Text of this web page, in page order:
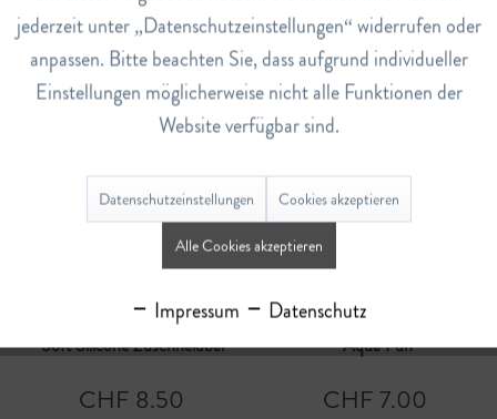
CHF 27.20 CHF 6.20
In den
Soft Silicone Zuschneidbar
CHF 8.50
Aqua Fun
CHF 7.00
jederzeit unter „Datenschutzeinstellungen“ widerrufen oder
anpassen. Bitte beachten Sie, dass aufgrund individueller
Einstellungen möglicherweise nicht alle Funktionen der
Website verfügbar sind.
Datenschutzeinstellungen Cookies akzeptieren
Alle Cookies akzeptieren
Impressum Datenschutz